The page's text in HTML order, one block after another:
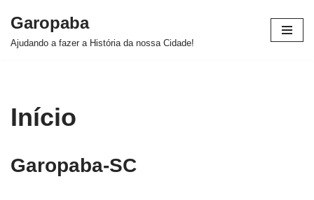
Pular
Garopaba
Ajudando a fazer a História da nossa Cidade!
Início
Garopaba-SC